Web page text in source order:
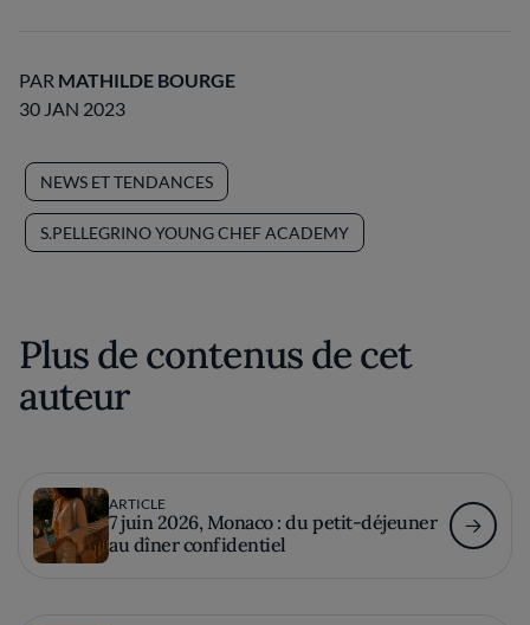
PAR MATHILDE BOURGE
30 JAN 2023
NEWS ET TENDANCES
S.PELLEGRINO YOUNG CHEF ACADEMY
Plus de contenus de cet
auteur
ARTICLE
7 juin 2026, Monaco : du petit-déjeuner
au dîner confidentiel